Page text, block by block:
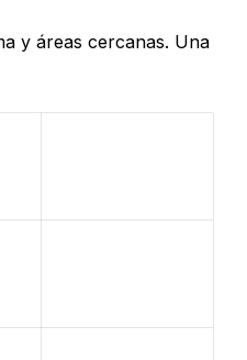
y áreas cercanas. Una